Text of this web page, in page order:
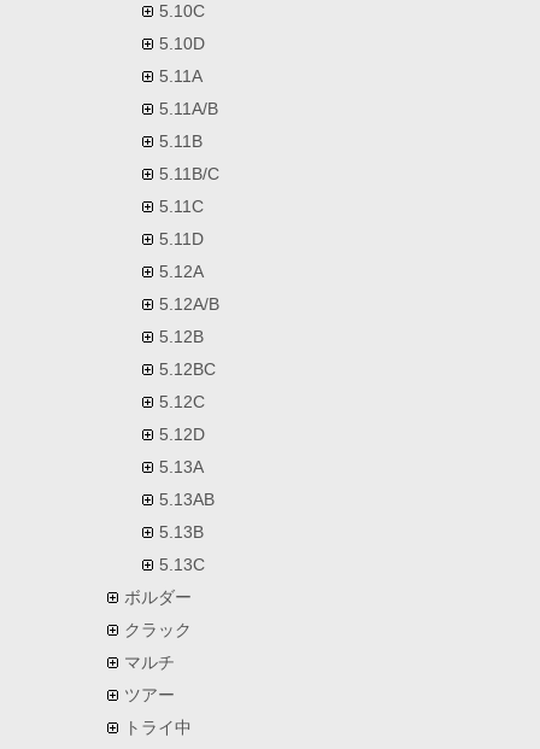
5.10C
5.10D
5.11A
5.11A/B
5.11B
5.11B/C
5.11C
5.11D
5.12A
5.12A/B
5.12B
5.12BC
5.12C
5.12D
5.13A
5.13AB
5.13B
5.13C
ボルダー
クラック
マルチ
ツアー
トライ中